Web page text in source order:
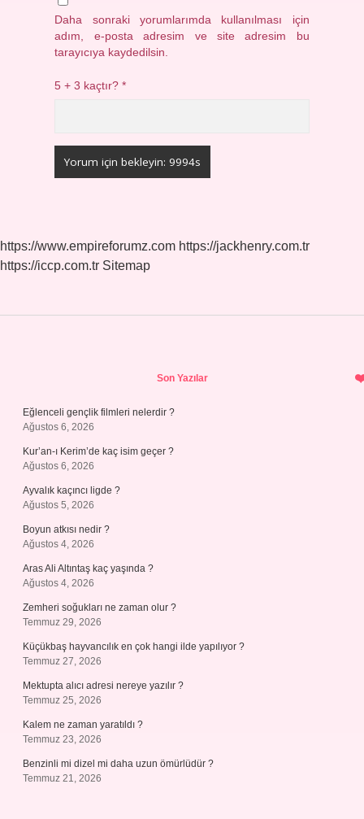
Daha sonraki yorumlarımda kullanılması için
adım, e-posta adresim ve site adresim bu
tarayıcıya kaydedilsin.
5 + 3 kaçtır?*
https://www.empireforumz.com https://jackhenry.com.tr
https://iccp.com.tr Sitemap
Son Yazılar
Eğlenceli gençlik filmleri nelerdir ?
Ağustos 6, 2026
Kur’an-ı Kerim’de kaç isim geçer ?
Ağustos 6, 2026
Ayvalık kaçıncı ligde ?
Ağustos 5, 2026
Boyun atkısı nedir ?
Ağustos 4, 2026
Aras Ali Altıntaş kaç yaşında ?
Ağustos 4, 2026
Zemheri soğukları ne zaman olur ?
Temmuz 29, 2026
Küçükbaş hayvancılık en çok hangi ilde yapılıyor ?
Temmuz 27, 2026
Mektupta alıcı adresi nereye yazılır ?
Temmuz 25, 2026
Kalem ne zaman yaratıldı ?
Temmuz 23, 2026
Benzinli mi dizel mi daha uzun ömürlüdür ?
Temmuz 21, 2026